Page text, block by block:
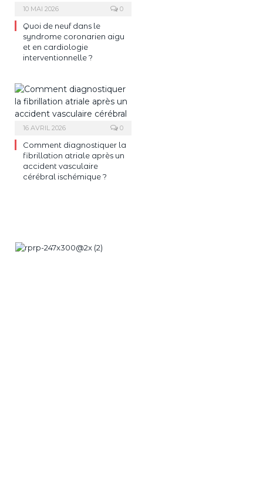
10 MAI 2026 0
Quoi de neuf dans le
syndrome coronarien aigu
et en cardiologie
interventionnelle ?
16 AVRIL 2026 0
Comment diagnostiquer la
fibrillation atriale après un
accident vasculaire
cérébral ischémique ?